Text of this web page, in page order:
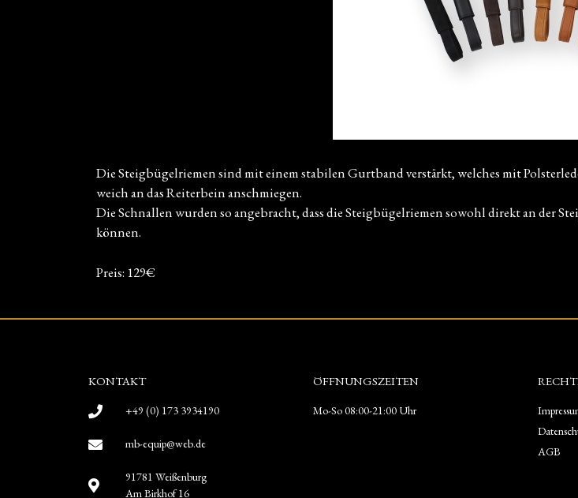
Die Steigbügelriemen sind mit einem stabilen Gurtband verstärkt, welches mit
weich an das Reiterbein anschmiegen.
Die Schnallen wurden so angebracht, dass die Steigbügelriemen sowohl direkt an der
können.
Preis: 129€
KONTAKT
+49 (0) 173 3934190
mb-equip@web.de
91781 Weißenburg
Am Birkhof 16
ÖFFNUNGSZEITEN
Mo-So 08:00-21:00 Uhr
AGB